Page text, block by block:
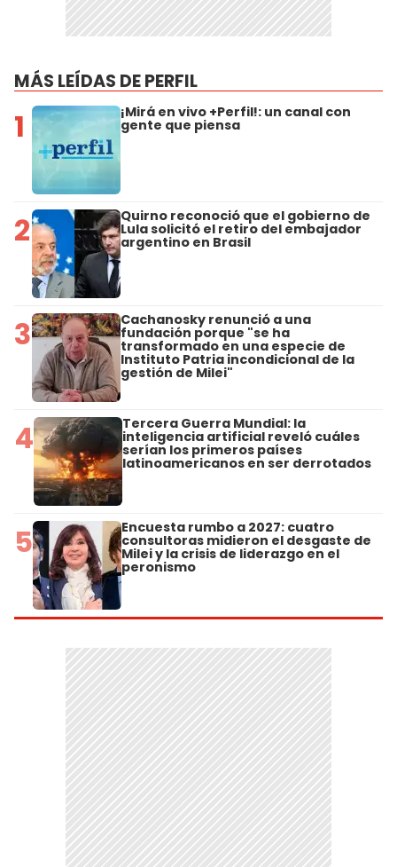
MÁS LEÍDAS DE PERFIL
1 ¡Mirá en vivo +Perfil!: un canal con
gente que piensa
2 Quirno reconoció que el gobierno de
Lula solicitó el retiro del embajador
argentino en Brasil
3 Cachanosky renunció a una
fundación porque "se ha
transformado en una especie de
Instituto Patria incondicional de la
gestión de Milei"
4 Tercera Guerra Mundial: la
inteligencia artificial reveló cuáles
serían los primeros países
latinoamericanos en ser derrotados
5 Encuesta rumbo a 2027: cuatro
consultoras midieron el desgaste de
Milei y la crisis de liderazgo en el
peronismo